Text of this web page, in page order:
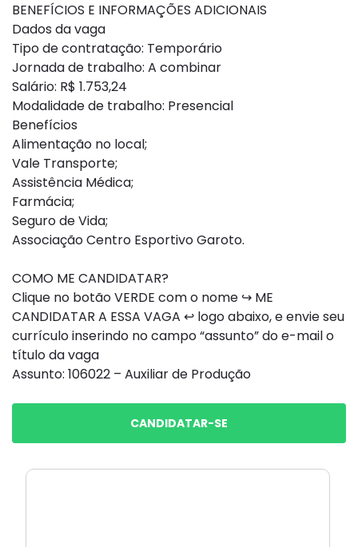
BENEFÍCIOS E INFORMAÇÕES ADICIONAIS
Dados da vaga
Tipo de contratação: Temporário
Jornada de trabalho: A combinar
Salário: R$ 1.753,24
Modalidade de trabalho: Presencial
Benefícios
Alimentação no local;
Vale Transporte;
Assistência Médica;
Farmácia;
Seguro de Vida;
Associação Centro Esportivo Garoto.
COMO ME CANDIDATAR?
Clique no botão VERDE com o nome ↪ ME
CANDIDATAR A ESSA VAGA ↩ logo abaixo, e envie seu
currículo inserindo no campo “assunto” do e-mail o
título da vaga
Assunto: 106022 – Auxiliar de Produção
CANDIDATAR-SE